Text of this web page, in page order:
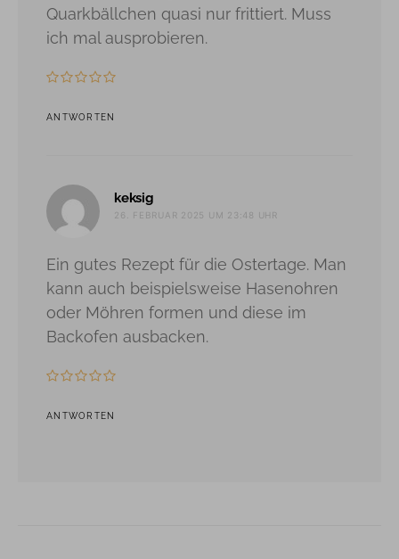
Quarkbällchen quasi nur frittiert. Muss
ich mal ausprobieren.
ANTWORTEN
keksig
26. FEBRUAR 2025 UM 23:48 UHR
Ein gutes Rezept für die Ostertage. Man
kann auch beispielsweise Hasenohren
oder Möhren formen und diese im
Backofen ausbacken.
ANTWORTEN